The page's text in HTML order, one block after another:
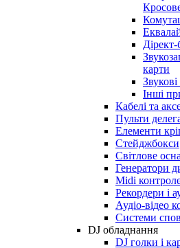
карти
Звукові
Інші
Кабелі та
Пульти
Елементи
Стейджбокси
Світлове
Генератори
Midi
Рекордери і
Аудіо-відео
Системи
DJ обладнання
DJ голки і